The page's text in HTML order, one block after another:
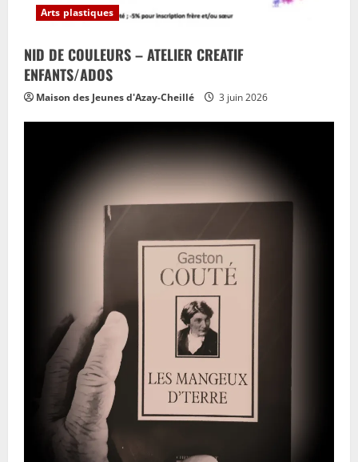
Arts plastiques
NID DE COULEURS – ATELIER CREATIF
ENFANTS/ADOS
Maison des Jeunes d'Azay-Cheillé 3 juin 2026